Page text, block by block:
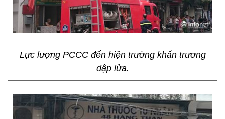
Lực lượng PCCC đến hiện trường khẩn trương
dập lửa.